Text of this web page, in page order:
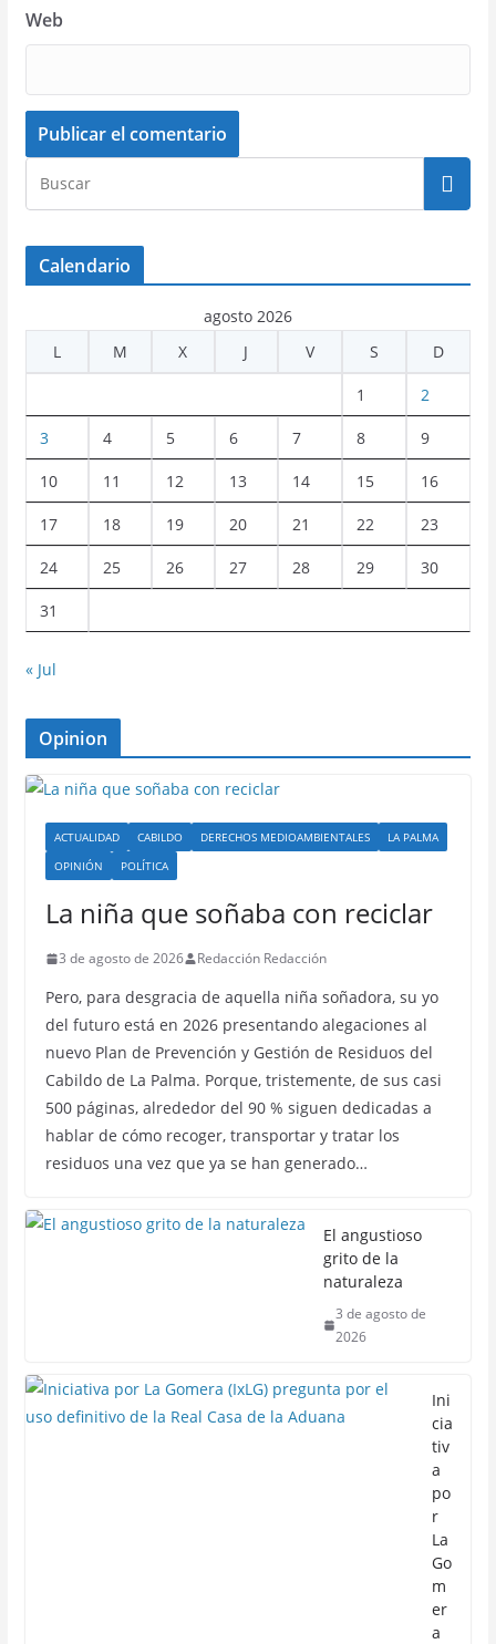
Web
Calendario
agosto 2026
L
M X J V S D
1 2
3 4 5 6 7 8 9
10 11 12 13 14 15 16
17 18 19 20 21 22 23
24 25 26 27 28 29 30
31
« Jul
Opinion
ACTUALIDAD CABILDO DERECHOS MEDIOAMBIENTALES
LA PALMA
OPINIÓN
POLÍTICA
La niña que soñaba con reciclar
3 de agosto de 2026 Redacción Redacción
Pero, para desgracia de aquella niña soñadora, su yo
del futuro está en 2026 presentando alegaciones al
nuevo Plan de Prevención y Gestión de Residuos del
Cabildo de La Palma. Porque, tristemente, de sus casi
500 páginas, alrededor del 90 % siguen dedicadas a
hablar de cómo recoger, transportar y tratar los
residuos una vez que ya se han generado…
El angustioso
grito de la
naturaleza
3 de agosto de
2026
Ini
cia
tiv
a
po
r
La
Go
m
er
a